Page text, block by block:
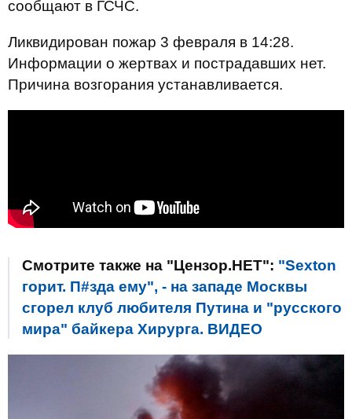
сообщают в ГСЧС.
Ликвидирован пожар 3 февраля в 14:28.
Информации о жертвах и пострадавших нет.
Причина возгорания устанавливается.
Смотрите также на "Цензор.НЕТ": "Sexton
горит. П#зда ему", - на западе Москвы
сгорел клуб любителя Путина и "русского
мира" байкера Хирурга. ВИДЕО